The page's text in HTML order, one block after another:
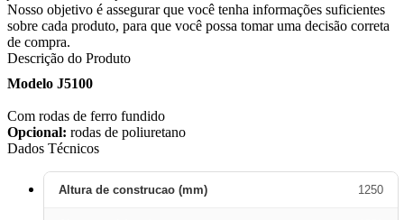
Nosso objetivo é assegurar que você tenha informações suficientes
sobre cada produto, para que você possa tomar uma decisão correta
de compra.
Descrição do Produto
Modelo J5100
Com rodas de ferro fundido
Opcional: rodas de poliuretano
Dados Técnicos
Altura de construcao (mm) 1250